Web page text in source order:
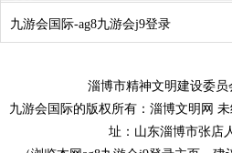
九游会国际-ag8九游会j9登录
淄博市精神文明建设委
九游会国际的版权所有：淄博文明网
址：山东淄博市张店